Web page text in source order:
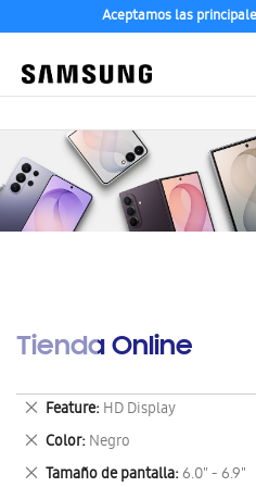
Aceptamos las
Tienda Online
Feature HD Display
Eliminar
este
artículo
Color Negro
Eliminar
este
Tamaño de pantalla 6.0" - 6.9"
Eliminar